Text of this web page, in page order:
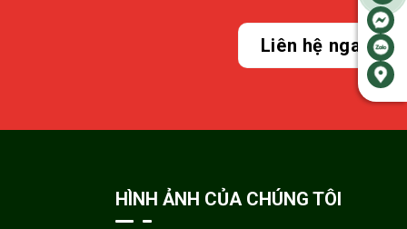
Liên hệ ngay
HÌNH ẢNH CỦA CHÚNG TÔI